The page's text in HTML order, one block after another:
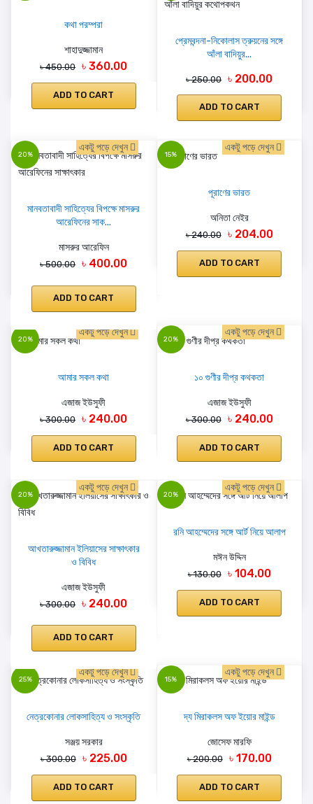
কথা পরম্পরা
শাহাদুজ্জামান
৳ 450.00 ৳ 360.00
ADD TO CART
প্রেমবন্দনা-নিকোলাস ত্রুয়নের সঙ্গে
আঁলা বাদিয়ুর...
৳ 250.00 ৳ 200.00
ADD TO CART
20%
একটু পড়ে দেখুন
মানবতাবাদী সাহিত্যের বিপক্ষে মাসরুর
আরেফিনের সাক...
মাসরুর আরেফিন
৳ 500.00 ৳ 400.00
ADD TO CART
15%
একটু পড়ে দেখুন
পূরাণের ভারত
অনিতা নেইর
৳ 240.00 ৳ 204.00
ADD TO CART
20%
একটু পড়ে দেখুন
আমার সকল কথা
এজাজ ইউসুফী
৳ 300.00 ৳ 240.00
ADD TO CART
20%
একটু পড়ে দেখুন
১০ গুণীর দীপ্র কথকতা
এজাজ ইউসুফী
৳ 300.00 ৳ 240.00
ADD TO CART
20%
একটু পড়ে দেখুন
আখতারুজ্জামান ইলিয়াসের সাক্ষাৎকার
ও বিবিধ
এজাজ ইউসুফী
৳ 300.00 ৳ 240.00
ADD TO CART
20%
একটু পড়ে দেখুন
রনি আহম্মেদের সঙ্গে আর্ট নিয়ে আলাপ
মঈন উদ্দিন
৳ 130.00 ৳ 104.00
ADD TO CART
25%
একটু পড়ে দেখুন
নেত্রকোনার লোকসাহিত্য ও সংস্কৃতি
সঞ্জয় সরকার
৳ 300.00 ৳ 225.00
ADD TO CART
15%
একটু পড়ে দেখুন
দ্য মিরাকলস অফ ইয়োর মাইন্ড
জোসেফ মারফি
৳ 200.00 ৳ 170.00
ADD TO CART